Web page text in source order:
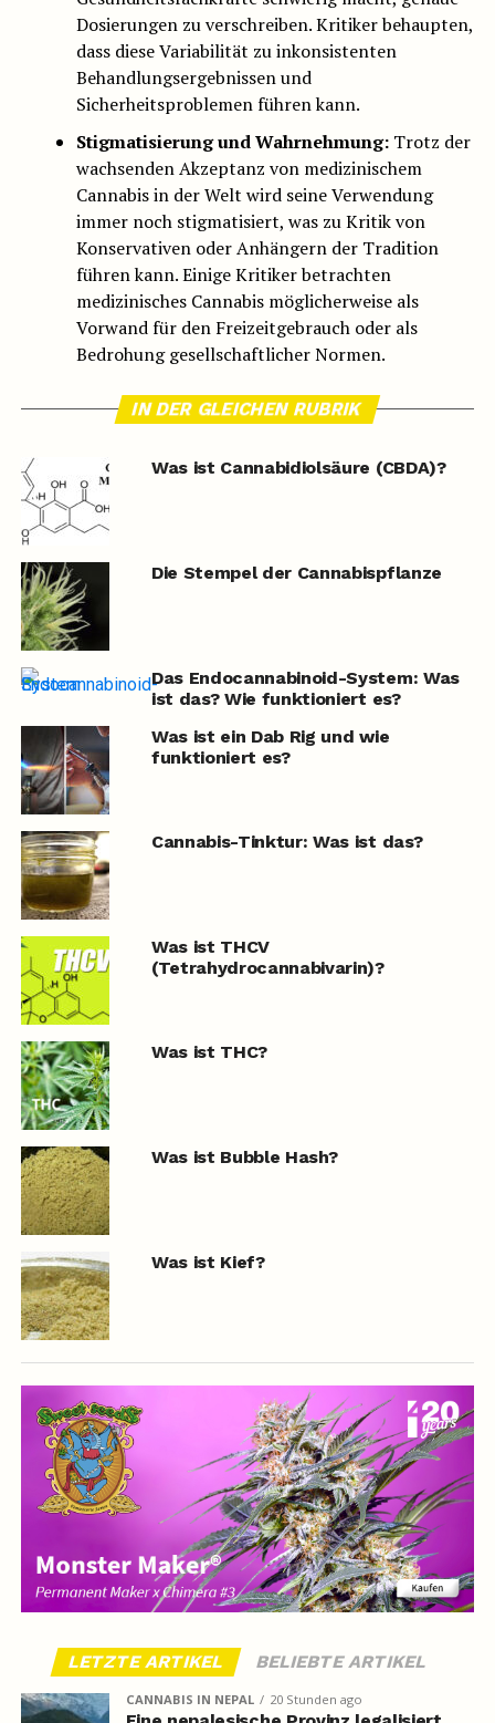
Dosierungen zu verschreiben. Kritiker behaupten,
dass diese Variabilität zu inkonsistenten
Behandlungsergebnissen und
Sicherheitsproblemen führen kann.
Stigmatisierung und Wahrnehmung:Trotz der
wachsenden Akzeptanz von medizinischem
Cannabis in der Welt wird seine Verwendung
immer noch stigmatisiert, was zu Kritik von
Konservativen oder Anhängern der Tradition
führen kann. Einige Kritiker betrachten
medizinisches Cannabis möglicherweise als
Vorwand für den Freizeitgebrauch oder als
Bedrohung gesellschaftlicher Normen.
IN DER GLEICHEN RUBRIK
Was ist Cannabidiolsäure (CBDA)?
Die Stempel der Cannabispflanze
Das Endocannabinoid-System: Was
ist das? Wie funktioniert es?
Was ist ein Dab Rig und wie
funktioniert es?
Cannabis-Tinktur: Was ist das?
Was ist THCV
(Tetrahydrocannabivarin)?
Was ist THC?
Was ist Bubble Hash?
Was ist Kief?
LETZTE ARTIKEL BELIEBTE ARTIKEL
CANNABIS IN NEPAL 20 Stunden ago